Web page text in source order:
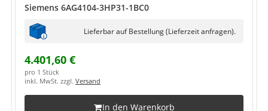
Siemens 6AG4104-3HP31-1BC0
Lieferbar auf Bestellung (Lieferzeit anfragen).
4.401,60 €
pro 1 Stück
inkl. MwSt. zzgl. Versand
In den Warenkorb